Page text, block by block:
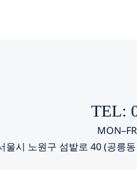
TEL:
울시 노원구 섬밭로 40 (공릉